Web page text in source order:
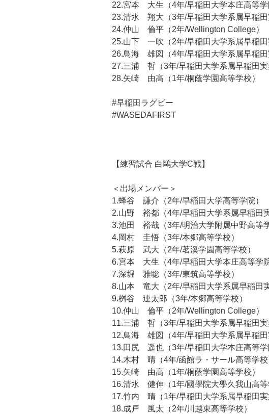
22.宮本 大生（4年/早稲田大学本庄高等学
23.清水 翔大（3年/早稲田大学系属早稲田
24.仲山 倫平（2年/Wellington College）
25.山下 一吹（2年/早稲田大学系属早稲田
26.鳥海 雄図（4年/早稲田大学系属早稲田
27.三浦 哲（3年/早稲田大学系属早稲田実
28.矢崎 由高（1年/桐蔭学園高等学校）
#早稲田ラグビー
#WASEDAFIRST
【練習試合 白鷗大学C戦】
＜出場メンバー＞
1.蜂谷 謙介（2年/早稲田大学高等学院）
2.山野 裕都（4年/早稲田大学系属早稲田
3.池田 裕哉（3年/明治大学附属中野高等学
4.岡村 圭悟（3年/本郷高等学校）
5.萩原 武大（2年/茗溪学園高等学校）
6.宮本 大生（4年/早稲田大学本庄高等学院
7.深堀 雅聡（3年/東筑高等学校）
8.山本 竜大（2年/早稲田大学系属早稲田
9.桝谷 連太郎（3年/本郷高等学校）
10.仲山 倫平（2年/Wellington College）
11.三浦 哲（3年/早稲田大学系属早稲田実
12.鳥海 雄図（4年/早稲田大学系属早稲田
13.田尻 遥也（3年/早稲田大学本庄高等学
14.木村 晴（4年/函館ラ・サール高等学校
15.矢崎 由高（1年/桐蔭学園高等学校）
16.清水 健伸（1年/國學院大學久我山高等
17.竹内 晴（1年/早稲田大学系属早稲田実
18.成戸 風太（2年/川越東高等学校）